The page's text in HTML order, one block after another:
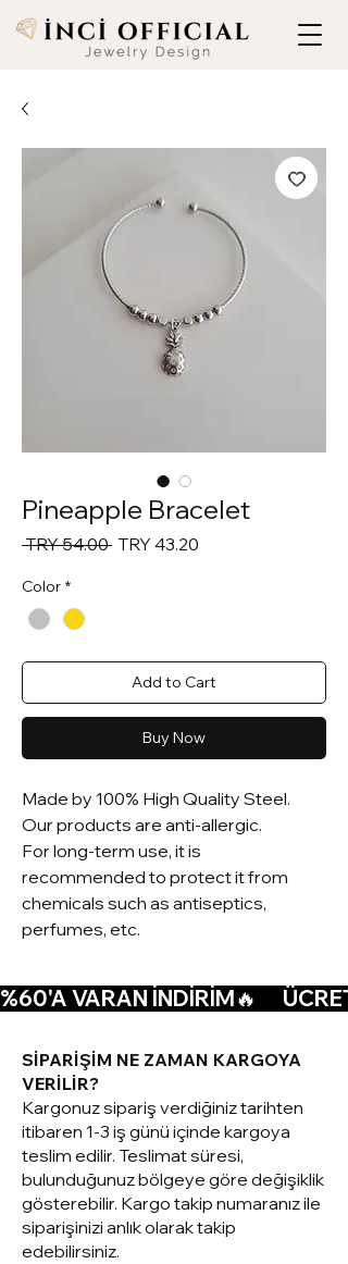
Pineapple Bracelet
TRY 54.00 Regular
TRY 43.20
Color *
Add to Cart
Buy Now
Made by 100% High Quality Steel.
Our products are anti-allergic.
For long-term use, it is
recommended to protect it from
chemicals such as antiseptics,
perfumes, etc.
%60'A VARAN İNDİRİM🔥
SİPARİŞİM NE ZAMAN KARGOYA
VERİLİR?
Kargonuz sipariş verdiğiniz tarihten
itibaren 1-3 iş günü içinde kargoya
teslim edilir. Teslimat süresi,
bulunduğunuz bölgeye göre değişiklik
gösterebilir. Kargo takip numaranız ile
siparişinizi anlık olarak takip
edebilirsiniz.